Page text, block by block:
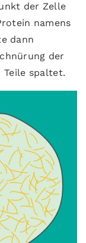
der Zelle
namens
dann
der
Teile spaltet.